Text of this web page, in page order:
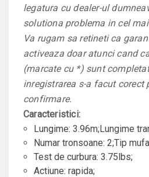
legatura cu dealer-ul
solutiona problema in cel
Va rugam sa retineti ca
activeaza doar atunci cand
(marcate cu *) sunt
inregistrarea s-a facut corect
confirmare.
Caracteristici:
Lungime: 3.96m;Lungime
Numar tronsoane: 2;Tip
Test de curbura: 3.75lbs;
Actiune: rapida;